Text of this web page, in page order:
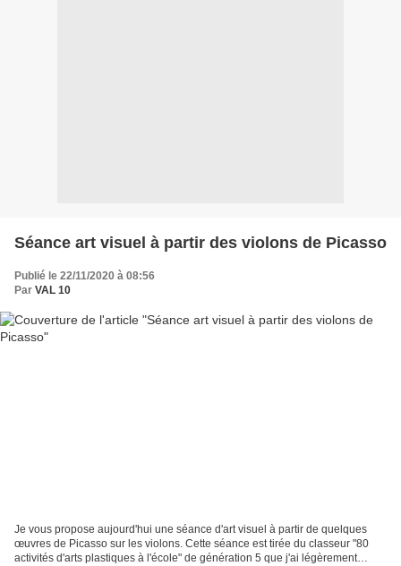
Séance art visuel à partir des violons de Picasso
Publié le 22/11/2020 à 08:56
Par VAL 10
Je vous propose aujourd'hui une séance d'art visuel à partir de quelques
œuvres de Picasso sur les violons. Cette séance est tirée du classeur "80
activités d'arts plastiques à l'école" de génération 5 que j'ai légèrement